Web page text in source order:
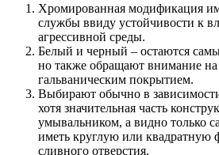
Хромированная модификация
службы ввиду устойчивости к
агрессивной среды.
Белый и черный – остаются
но также обращают внимание
гальваническим покрытием.
Выбирают обычно в
хотя значительная часть
умывальником, а видно только
иметь круглую или квадратную
сливного отверстия.